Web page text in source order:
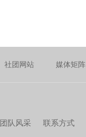
社团网站 媒体矩阵
团队风采
联系方式